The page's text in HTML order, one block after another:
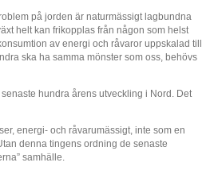
på jorden är naturmässigt lagbundna
helt kan frikopplas från någon som helst
av energi och råvaror uppskalad till
ska ha samma mönster som oss, behövs
senaste hundra årens utveckling i Nord. Det
energi- och råvarumässigt, inte som en
denna tingens ordning de senaste
samhälle.